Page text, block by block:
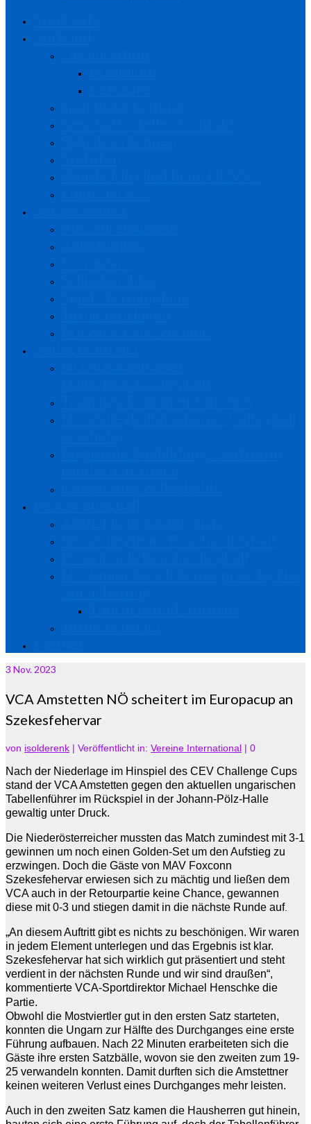
3 Nov. 2023
VCA Amstetten NÖ scheitert im Europacup an
Szekesfehervar
von isolderenk | Veröffentlicht in: Vereine International | 0
Nach der Niederlage im Hinspiel des CEV Challenge Cups
stand der VCA Amstetten gegen den aktuellen ungarischen
Tabellenführer im Rückspiel in der Johann-Pölz-Halle
gewaltig unter Druck.
Die Niederösterreicher mussten das Match zumindest mit 3-1
gewinnen um noch einen Golden-Set um den Aufstieg zu
erzwingen. Doch die Gäste von MAV Foxconn
Szekesfehervar erwiesen sich zu mächtig und ließen dem
VCA auch in der Retourpartie keine Chance, gewannen
diese mit 0-3 und stiegen damit in die nächste Runde auf.
„An diesem Auftritt gibt es nichts zu beschönigen. Wir waren
in jedem Element unterlegen und das Ergebnis ist klar.
Szekesfehervar hat sich wirklich gut präsentiert und steht
verdient in der nächsten Runde und wir sind draußen“,
kommentierte VCA-Sportdirektor Michael Henschke die
Partie.
Obwohl die Mostviertler gut in den ersten Satz starteten,
konnten die Ungarn zur Hälfte des Durchganges eine erste
Führung aufbauen. Nach 22 Minuten erarbeiteten sich die
Gäste ihre ersten Satzbälle, wovon sie den zweiten zum 19-
25 verwandeln konnten. Damit durften sich die Amstettner
keinen weiteren Verlust eines Durchganges mehr leisten.
Auch in den zweiten Satz kamen die Hausherren gut hinein,